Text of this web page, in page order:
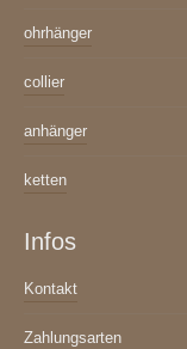
ohrhänger
collier
anhänger
ketten
Infos
Kontakt
Zahlungsarten